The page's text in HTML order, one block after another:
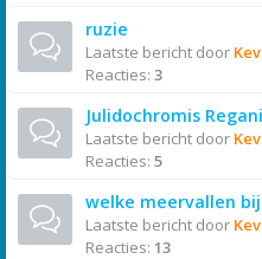
ruzie
Laatste bericht door
Reacties: 3
Julidochromis
Laatste bericht door
Reacties: 5
welke meervallen
Laatste bericht door
Reacties: 13